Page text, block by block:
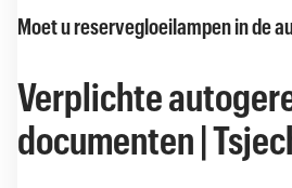
Moet u reservegloeilampen in de
Verplichte
documenten |